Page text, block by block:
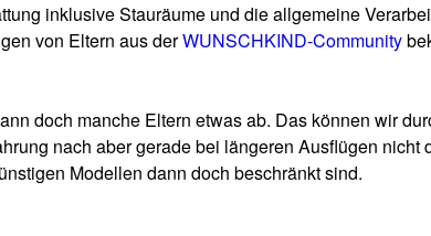
inklusive Stauräume und die allgemeine
von Eltern aus derWUNSCHKIND-Community
doch manche Eltern etwas ab. Das können wir
nach aber gerade bei längeren Ausflügen
Modellen dann doch beschränkt sind.